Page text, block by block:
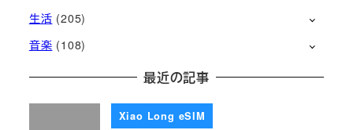
生活 (205)
音楽 (108)
最近の記事
Xiao Long eSIM